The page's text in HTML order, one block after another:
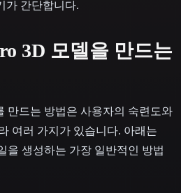
가 간단합니다.
3D 모델을 만드는
만드는 방법은 사용자의 숙련도와
여러 가지가 있습니다. 아래는
을 생성하는 가장 일반적인 방법